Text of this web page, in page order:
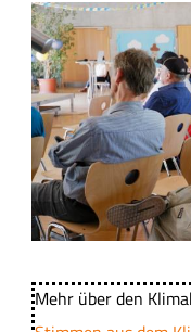
B
i
l
d
Mehr über den